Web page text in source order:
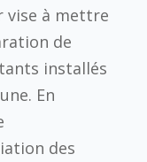
vise à mettre
de
installés
En
des